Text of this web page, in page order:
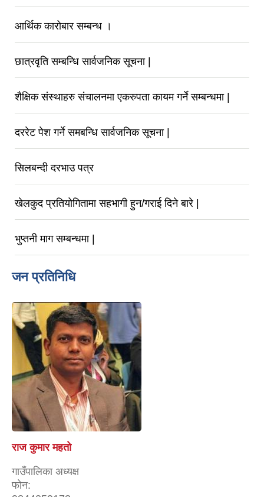
आर्थिक कारोबार सम्बन्ध ।
छात्रवृति सम्बन्धि सार्वजनिक सूचना |
शैक्षिक संस्थाहरु संचालनमा एकरुपता कायम गर्ने सम्बन्धमा |
दररेट पेश गर्ने समबन्धि सार्वजनिक सूचना |
सिलबन्दी दरभाउ पत्र
खेलकुद प्रतियोगितामा सहभागी हुन/गराई दिने बारे |
भुप्तनी माग सम्बन्धमा |
जन प्रतिनिधि
राज कुमार महताे
गाउँपालिका अध्यक्ष
फोन: